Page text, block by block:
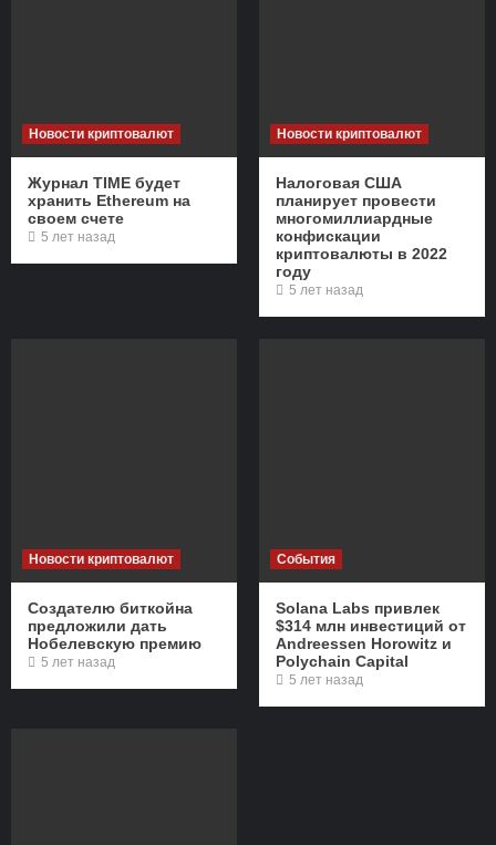
Новости криптовалют
Журнал TIME будет
хранить Ethereum на
своем счете
5 лет назад
Новости криптовалют
Налоговая США
планирует провести
многомиллиардные
конфискации
криптовалюты в 2022
году
5 лет назад
Новости криптовалют
Создателю биткойна
предложили дать
Нобелевскую премию
5 лет назад
События
Solana Labs привлек
$314 млн инвестиций от
Andreessen Horowitz и
Polychain Capital
5 лет назад